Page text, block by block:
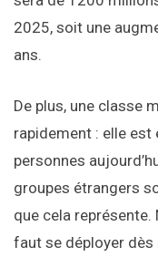
2025, soit une
ans.
De plus, une classe
rapidement : elle
personnes
groupes étrangers
que cela représente.
faut se déployer